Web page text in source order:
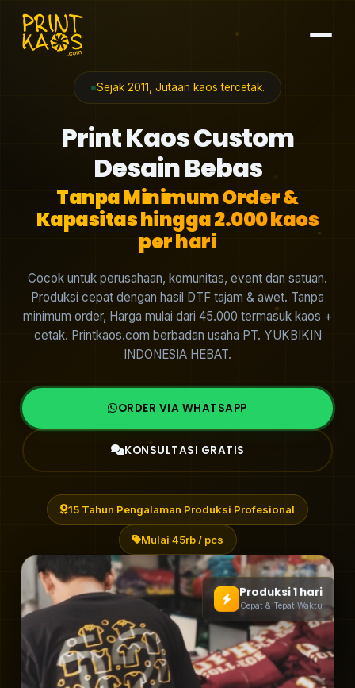
Sejak 2011, Jutaan kaos tercetak.
Print Kaos Custom
Desain Bebas
Tanpa Minimum Order &
Kapasitas hingga 2.000 kaos
per hari
Cocok untuk perusahaan, komunitas, event dan satuan.
Produksi cepat dengan hasil DTF tajam & awet. Tanpa
minimum order, Harga mulai dari 45.000 termasuk kaos +
cetak. Printkaos.com berbadan usaha PT. YUKBIKIN
INDONESIA HEBAT.
ORDER VIA WHATSAPP
KONSULTASI GRATIS
15 Tahun Pengalaman Produksi Profesional
Mulai 45rb / pcs
Produksi 1 hari
Cepat & Tepat Waktu